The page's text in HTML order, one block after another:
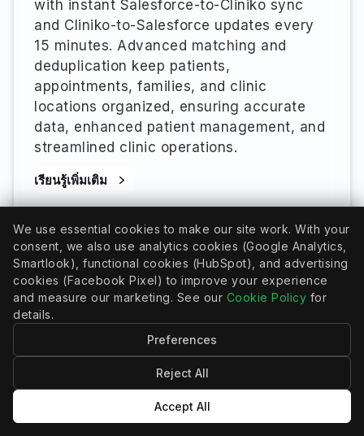
with instant Salesforce-to-Cliniko sync
and Cliniko-to-Salesforce updates every
15 minutes. Advanced matching and
deduplication keep patients,
appointments, families, and clinic
locations organized, ensuring accurate
data, enhanced patient management, and
streamlined clinic operations.
เรียนรู้เพิ่มเติม
We use essential cookies to make our site work. With your
consent, we also use analytics cookies (Google Analytics,
Smartlook), functional cookies (HubSpot), and advertising
cookies (Facebook Pixel) to improve your experience
and measure our marketing. See our Cookie Policy for
details.
Preferences
Reject All
Accept All